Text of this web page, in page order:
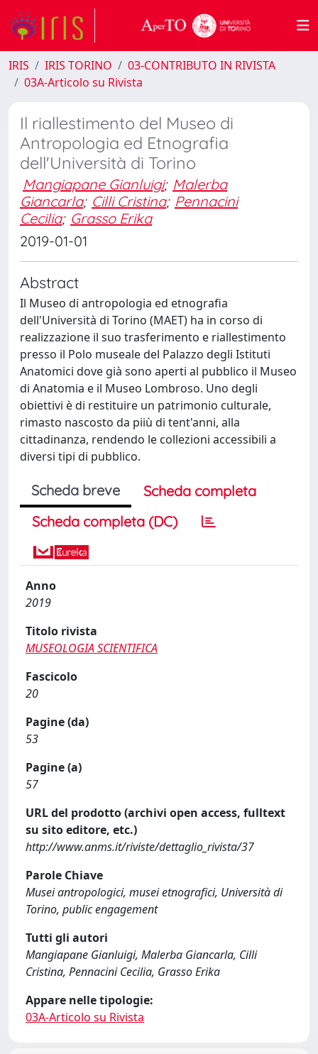
IRIS IRIS TORINO
03-CONTRIBUTO IN RIVISTA
03A-Articolo su Rivista
Il riallestimento del Museo di
Antropologia ed Etnografia
dell'Università di Torino
Mangiapane Gianluigi; Malerba
Giancarla; Cilli Cristina; Pennacini
Cecilia; Grasso Erika
2019-01-01
Abstract
Il Museo di antropologia ed etnografia
dell'Università di Torino (MAET) ha in corso di
realizzazione il suo trasferimento e riallestimento
presso il Polo museale del Palazzo degli Istituti
Anatomici dove già sono aperti al pubblico il Museo
di Anatomia e il Museo Lombroso. Uno degli
obiettivi è di restituire un patrimonio culturale,
rimasto nascosto da piiù di tent'anni, alla
cittadinanza, rendendo le collezioni accessibili a
diversi tipi di pubblico.
Scheda breve
Scheda completa
Scheda completa (DC)
Anno
2019
Titolo rivista
MUSEOLOGIA SCIENTIFICA
Fascicolo
20
Pagine (da)
53
Pagine (a)
57
URL del prodotto (archivi open access, fulltext
su sito editore, etc.)
http://www.anms.it/riviste/dettaglio_rivista/37
Parole Chiave
Musei antropologici, musei etnografici, Università di
Torino, public engagement
Tutti gli autori
Mangiapane Gianluigi, Malerba Giancarla, Cilli
Cristina, Pennacini Cecilia, Grasso Erika
Appare nelle tipologie:
03A-Articolo su Rivista